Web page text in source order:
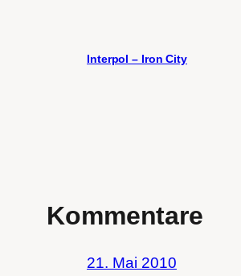
Interpol – Iron City
Kommentare
21. Mai 2010